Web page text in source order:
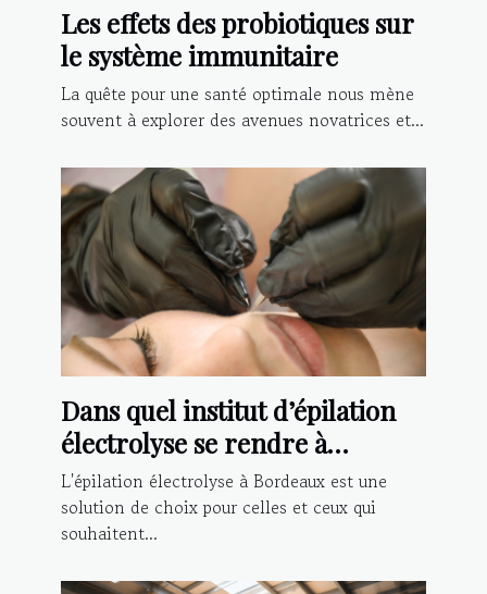
Les effets des probiotiques sur
le système immunitaire
La quête pour une santé optimale nous mène
souvent à explorer des avenues novatrices et...
Dans quel institut d’épilation
électrolyse se rendre à
Bordeaux ?
L'épilation électrolyse à Bordeaux est une
solution de choix pour celles et ceux qui
souhaitent...